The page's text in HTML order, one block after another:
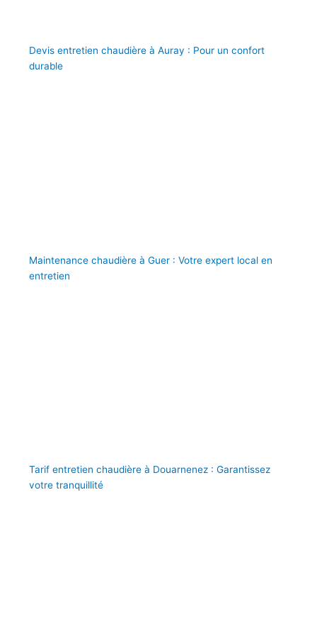
Devis entretien chaudière à Auray : Pour un confort
durable
Maintenance chaudière à Guer : Votre expert local en
entretien
Tarif entretien chaudière à Douarnenez : Garantissez
votre tranquillité